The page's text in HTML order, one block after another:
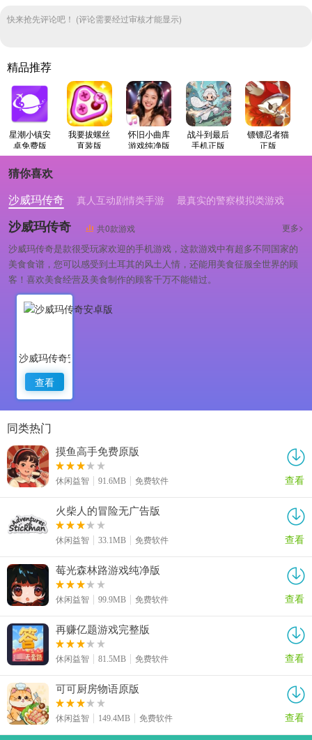
快来抢先评论吧！ (评论需要经过审核才能显示)
精品推荐
星潮小镇安
卓免费版
我要拔螺丝
直装版
怀旧小曲库
游戏纯净版
战斗到最后
手机正版
镖镖忍者猫
正版
猜你喜欢
沙威玛传奇
真人互动剧情类手游 最真实的警察模拟类游戏
沙威玛传奇 共0款游戏 更多>
沙威玛传奇是款很受玩家欢迎的手机游戏，这款游戏中有超多不同国家的
美食食谱，您可以感受到土耳其的风土人情，还能用美食征服全世界的顾
客！喜欢美食经营及美食制作的顾客千万不能错过。
沙威玛传奇安卓版
查看
同类热门
摸鱼高手免费原版
休闲益智 91.6MB 免费软件 查看
火柴人的冒险无广告版
休闲益智 33.1MB 免费软件 查看
莓光森林路游戏纯净版
休闲益智 99.9MB 免费软件 查看
再赚亿题游戏完整版
休闲益智 81.5MB 免费软件 查看
可可厨房物语原版
休闲益智 149.4MB 免费软件 查看